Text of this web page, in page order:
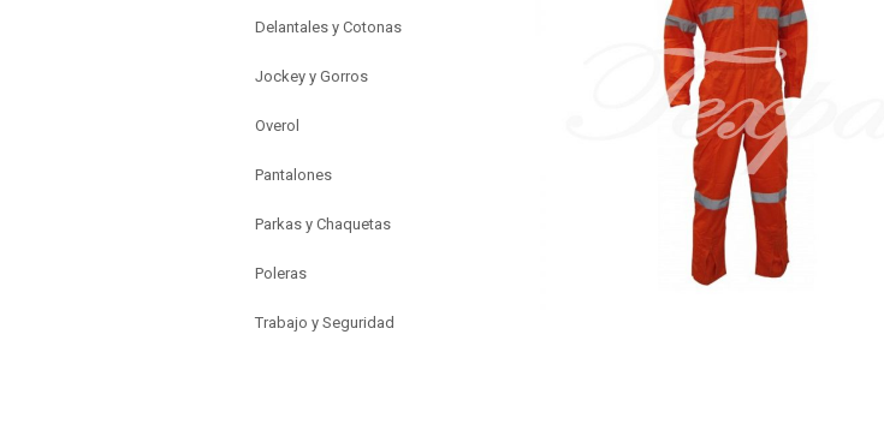
Delantales y Cotonas
Jockey y Gorros
Overol
Pantalones
Parkas y Chaquetas
Poleras
Trabajo y Seguridad